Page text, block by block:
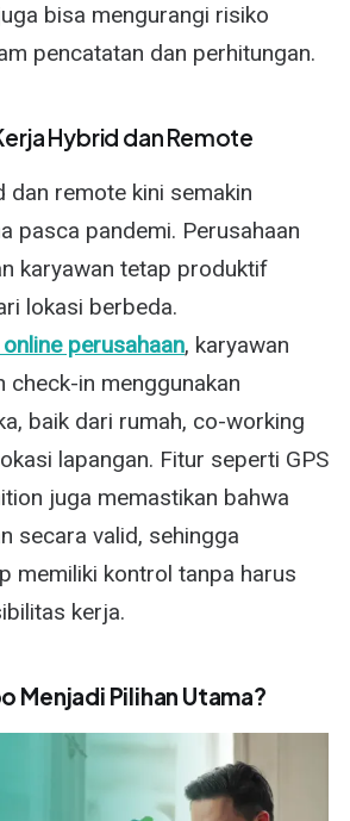
bisa mengurangi risiko
pencatatan dan perhitungan.
Hybrid dan Remote
dan remote kini semakin
pasca pandemi. Perusahaan
karyawan tetap produktif
lokasi berbeda.
perusahaan, karyawan
check-in menggunakan
baik dari rumah, co-working
lapangan. Fitur seperti GPS
juga memastikan bahwa
secara valid, sehingga
memiliki kontrol tanpa harus
kerja.
Menjadi Pilihan Utama?